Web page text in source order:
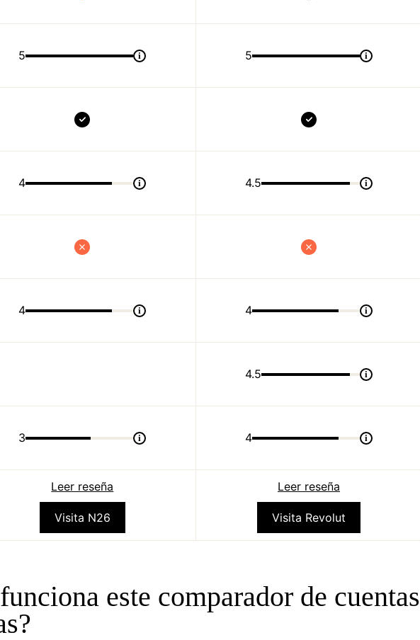
5 i
4 i
4 i
3 i
Leer reseña
Visita N26
5 i
4.5 i
4 i
4.5 i
4 i
Leer reseña
Visita Revolut
este comparador de cuentas